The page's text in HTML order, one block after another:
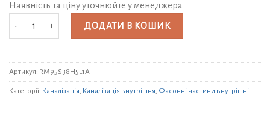
Наявність та ціну уточнюйте у менеджера
Коліно каналізаційне Ø110х67° (ПП) кількість
ДОДАТИ В КОШИК
Артикул: RM95S38H5L1A
Категорії: Каналізація, Каналізація внутрішня, Фасонні частини внутрішні